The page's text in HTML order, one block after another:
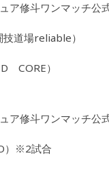
ア修斗ワンマッチ公
道場reliable）
CORE）
ア修斗ワンマッチ公
）※2試合